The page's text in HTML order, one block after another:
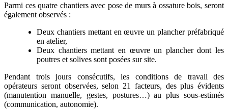
Parmi ces quatre chantiers avec pose de murs à ossature bois, seront
également observés :
Deux chantiers mettant en œuvre un plancher préfabriqué
en atelier,
Deux chantiers mettant en œuvre un plancher dont les
poutres et solives sont posées sur site.
Pendant trois jours consécutifs, les conditions de travail des
opérateurs seront observées, selon 21 facteurs, des plus évidents
(manutention manuelle, gestes, postures…) au plus sous-estimés
(communication, autonomie).